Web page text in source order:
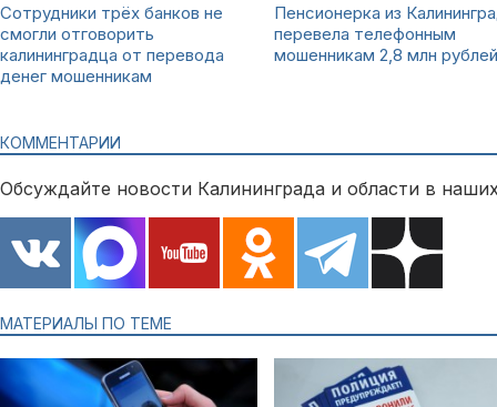
Сотрудники трёх банков не
смогли отговорить
калининградца от перевода
денег мошенникам
Пенсионерка из
перевела телефонным
мошенникам 2,8 млн рублей
КОММЕНТАРИИ
Обсуждайте новости Калининграда и области в
МАТЕРИАЛЫ ПО ТЕМЕ